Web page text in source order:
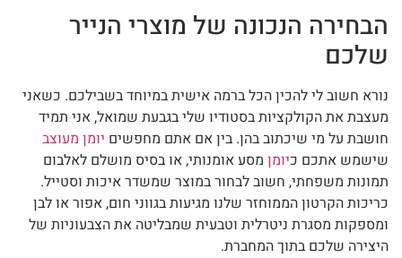
הבחירה הנכונה של מוצרי הנייר
שלכם
נורא חשוב לי להכין הכל ברמה אישית במיוחד בשבילכם. כשאני
מעצבת את הקולקציות בסטודיו שלי בגבעת שמואל, אני תמיד
חושבת על מי שיכתוב בהן. בין אם אתם מחפשים יומן מעוצב
שישמש אתכם כיומן מסע אומנותי, או בסיס מושלם לאלבום
תמונות משפחתי, חשוב לבחור במוצר שמשדר איכות וסטייל.
כריכות הקרטון הממוחזר שלנו מגיעות בגווני חום, אפור או לבן
ומספקות מסגרת ניטרלית וטבעית שמבליטה את הצבעוניות של
היצירה שלכם בתוך המחברת.